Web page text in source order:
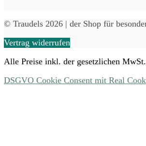
© Traudels 2026 | der Shop für
Vertrag widerrufen
Alle Preise inkl. der gesetzlichen MwSt.
DSGVO Cookie Consent mit Real